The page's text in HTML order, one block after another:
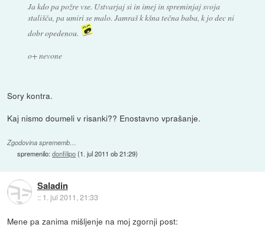
Ja kdo pa požre vse. Ustvarjaj si in imej in spreminjaj svoja
stališča, pa umiri se malo. Jamraš k kšna tečna baba, k jo dec ni
dobr opedenou.
o+ nevone
Sory kontra.
Kaj nismo doumeli v risanki?? Enostavno vprašanje.
Zgodovina sprememb…
spremenilo:donfilipo(1. jul 2011 ob 21:29)
Saladin
:: 1. jul 2011, 21:33
Mene pa zanima mišljenje na moj zgornji post: